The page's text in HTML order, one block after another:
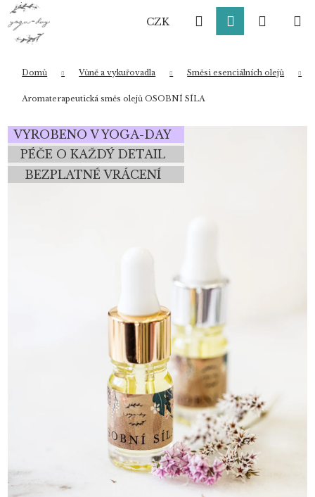
Přejít
obsah
CZK HledatPřihlášení
Domů Vůně a vykuřovadla Směsi esenciálních olejů
Aromaterapeutická směs olejů OSOBNÍ SÍLA
VYROBENO V YOGA-DAY
PÉČE O KAŽDÝ DETAIL
BEZPLATNÉ VRÁCENÍ
K
o
Zpět
Zpět
Co potřebujete najít?